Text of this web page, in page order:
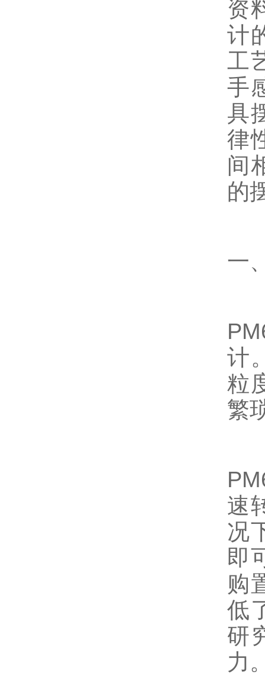
资
计
工
手
具
律
间
的
一
计
粒
繁
速
况
即
购
低
研
力